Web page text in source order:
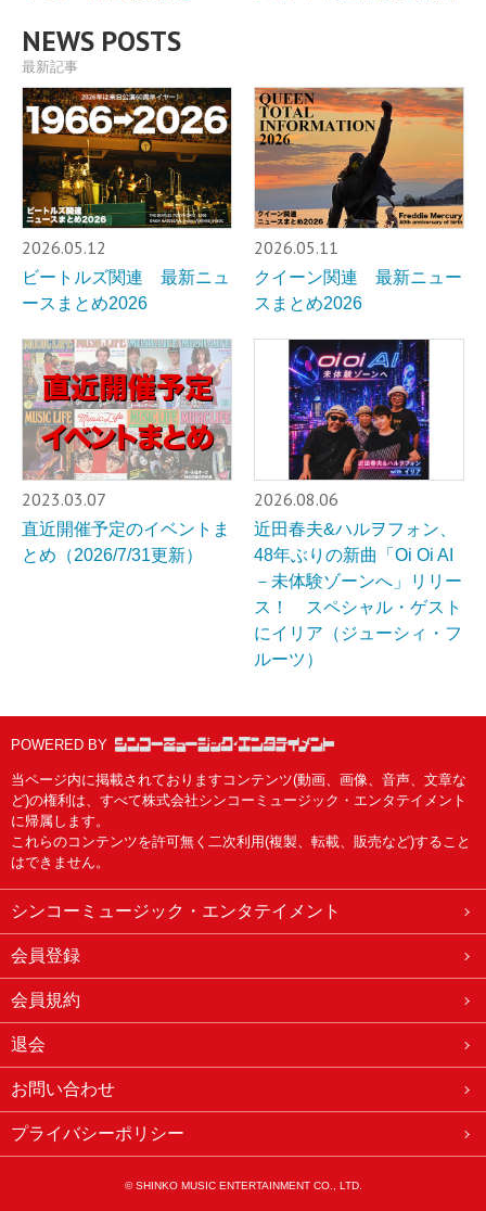
NEWS POSTS
最新記事
2026.05.12
ビートルズ関連 最新ニュ
ースまとめ2026
2026.05.11
クイーン関連 最新ニュー
スまとめ2026
2023.03.07
直近開催予定のイベントま
とめ（2026/7/31更新）
2026.08.06
近田春夫&ハルヲフォン、
48年ぶりの新曲「Oi Oi AI
－未体験ゾーンへ」リリー
ス！ スペシャル・ゲスト
にイリア（ジューシィ・フ
ルーツ）
POWERED BY
当ページ内に掲載されておりますコンテンツ(動画、画像、音声、文章な
ど)の権利は、すべて株式会社シンコーミュージック・エンタテイメント
に帰属します。
これらのコンテンツを許可無く二次利用(複製、転載、販売など)すること
はできません。
シンコーミュージック・エンタテイメント
会員登録
会員規約
退会
お問い合わせ
プライバシーポリシー
© SHINKO MUSIC ENTERTAINMENT CO., LTD.